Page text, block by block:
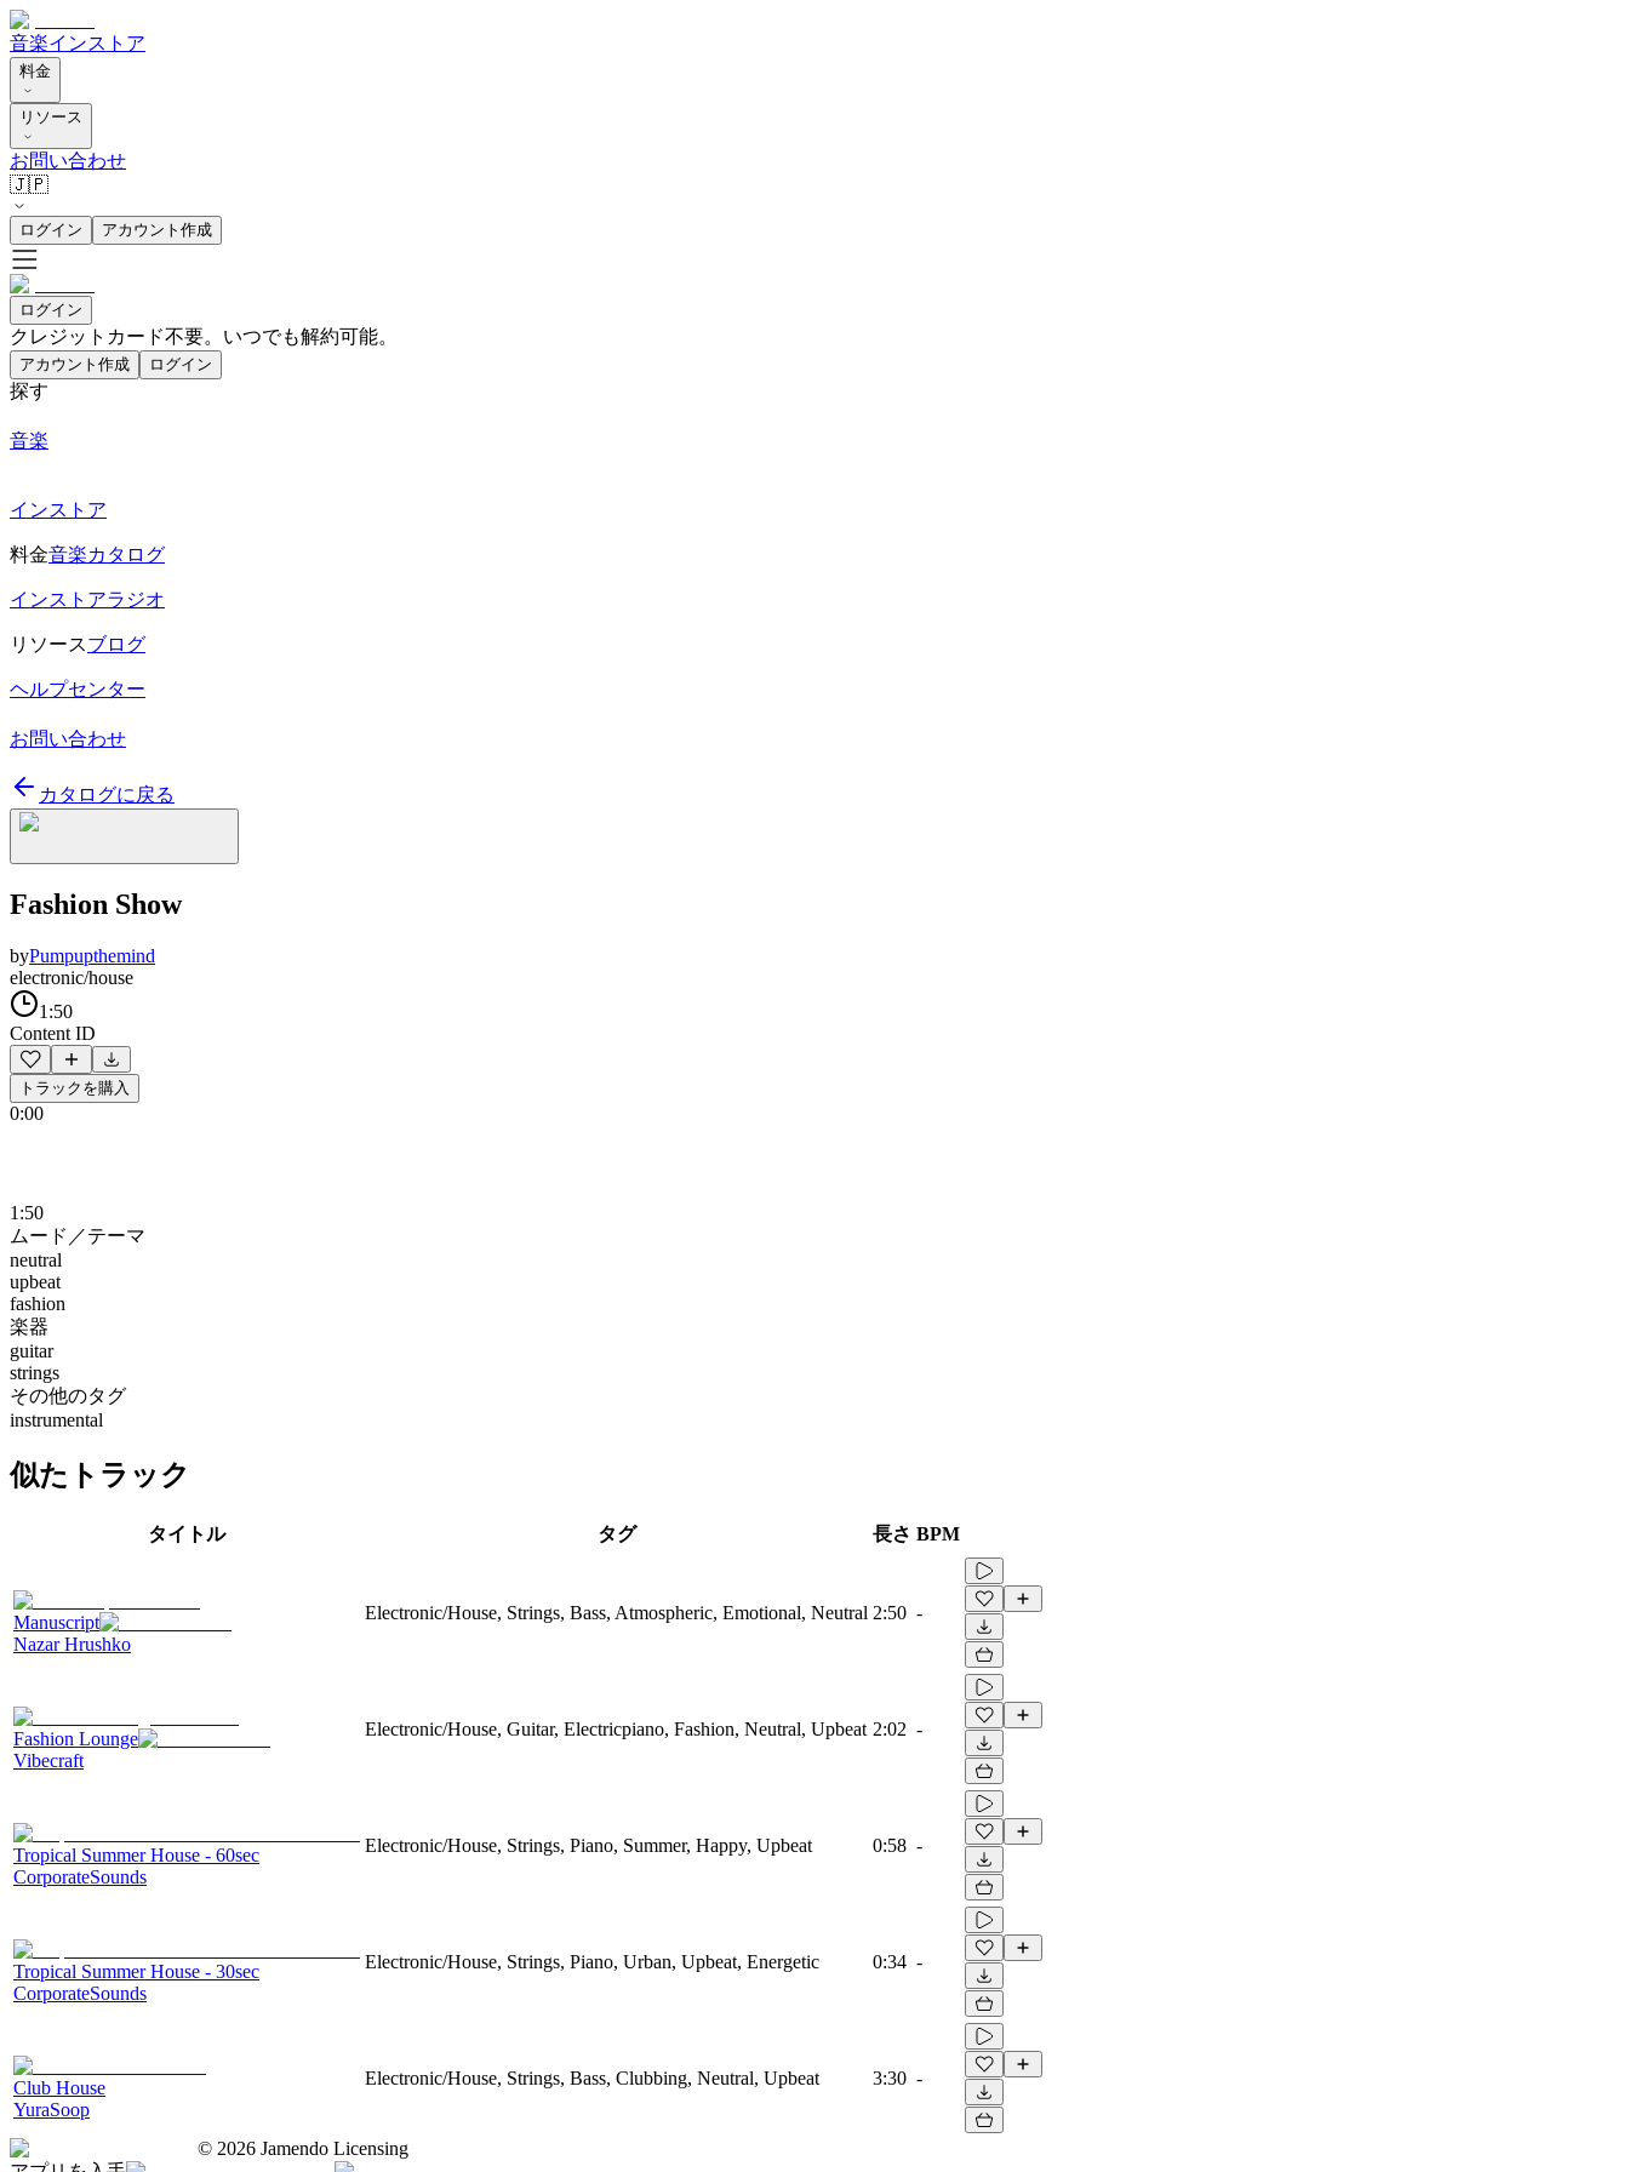
音楽インストア
料金
リソース
お問い合わせ
🇯🇵
ログイン アカウント作成
ログイン
クレジットカード不要。いつでも解約可能。
アカウント作成 ログイン
探す
音楽
インストア
料金音楽カタログ
インストアラジオ
リソースブログ
ヘルプセンター
お問い合わせ
カタログに戻る
Fashion Show
byPumpupthemind
electronic/house
1:50
Content ID
トラックを購入
0:00
1:50
ムード／テーマ
neutral
upbeat
fashion
楽器
guitar
strings
その他のタグ
instrumental
似たトラック
タイトル タグ 長さ BPM
Manuscript
Nazar Hrushko
Electronic/House, Strings, Bass, Atmospheric, Emotional, Neutral 2:50 -
Fashion Lounge
Vibecraft
Electronic/House, Guitar, Electricpiano, Fashion, Neutral, Upbeat 2:02 -
Tropical Summer House - 60sec
CorporateSounds
Electronic/House, Strings, Piano, Summer, Happy, Upbeat 0:58 -
Tropical Summer House - 30sec
CorporateSounds
Electronic/House, Strings, Piano, Urban, Upbeat, Energetic 0:34 -
Club House
YuraSoop
Electronic/House, Strings, Bass, Clubbing, Neutral, Upbeat 3:30 -
© 2026 Jamendo Licensing